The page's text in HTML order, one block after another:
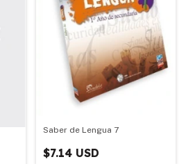
Saber de Lengua 7
$7.14 USD